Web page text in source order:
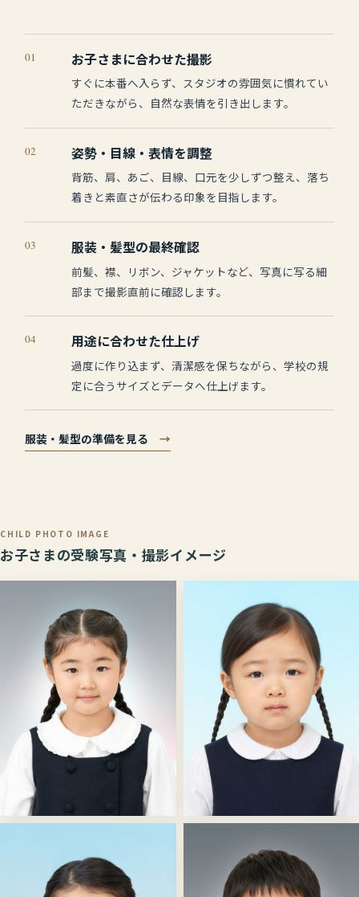
01 お子さまに合わせた撮影
すぐに本番へ入らず、スタジオの雰囲気に慣れてい
ただきながら、自然な表情を引き出します。
02 姿勢・目線・表情を調整
背筋、肩、あご、目線、口元を少しずつ整え、落ち
着きと素直さが伝わる印象を目指します。
03 服装・髪型の最終確認
前髪、襟、リボン、ジャケットなど、写真に写る細
部まで撮影直前に確認します。
04 用途に合わせた仕上げ
過度に作り込まず、清潔感を保ちながら、学校の規
定に合うサイズとデータへ仕上げます。
服装・髪型の準備を見る →
CHILD PHOTO IMAGE
お子さまの受験写真・撮影イメージ